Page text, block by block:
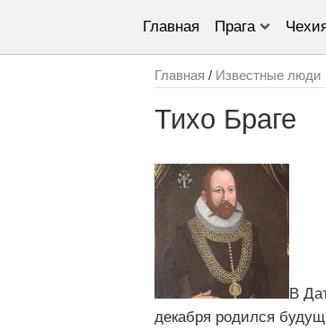
Главная Прага
Главная / Известные люди
Тихо Браге
В
декабря родился